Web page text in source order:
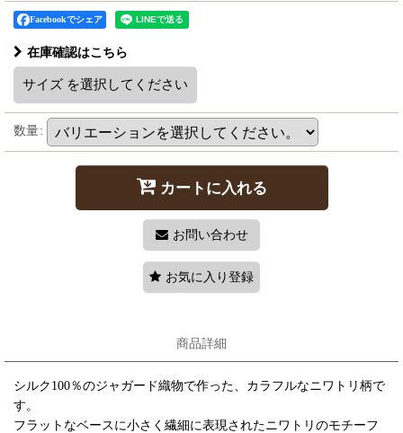
Facebookでシェア
在庫確認はこちら
サイズ を選択してください
数量:
カートに入れる
お問い合わせ
お気に入り登録
商品詳細
シルク100％のジャガード織物で作った、カラフルなニワトリ柄で
す。
フラットなベースに小さく繊細に表現されたニワトリのモチーフ